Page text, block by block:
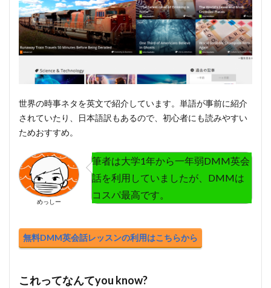
世界の時事ネタを英文で紹介しています。単語が事前に紹介
されていたり、日本語訳もあるので、初心者にも読みやすい
ためおすすめ。
めっしー
筆者は大学1年から一年弱DMM英会
話を利用していましたが、DMMは
コスパ最高です。
無料DMM英会話レッスンの利用はこちらから
これってなんてyou know?